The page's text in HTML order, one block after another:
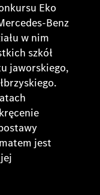
Eko
Benz
w nim
szkół
jaworskiego,
jest